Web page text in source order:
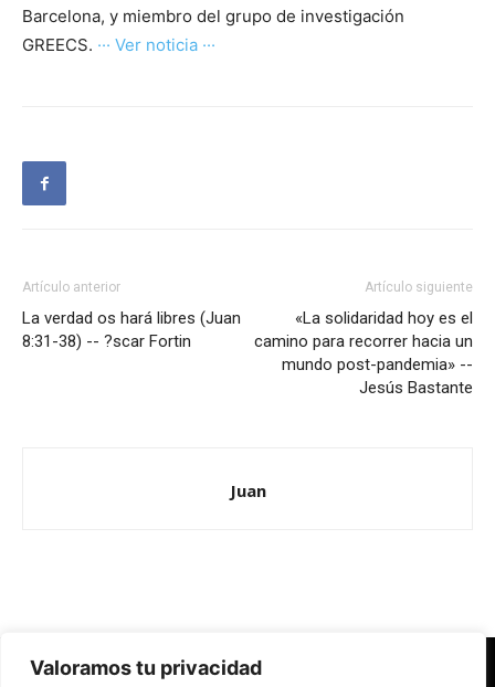
Valoramos tu privacidad
Barcelona, y miembro del grupo de investigación
GREECS. ··· Ver noticia ···
Artículo anterior
La verdad os hará libres (Juan
8:31-38) -- ?scar Fortin
Artículo siguiente
«La solidaridad hoy es el
camino para recorrer hacia un
mundo post-pandemia» --
Jesús Bastante
Juan
Redes Cristianas